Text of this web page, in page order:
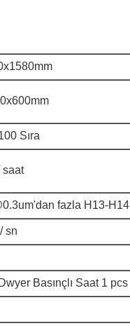
Sıra
saat
fazla H13-H14
sn
Basınçlı Saat 1 pcs